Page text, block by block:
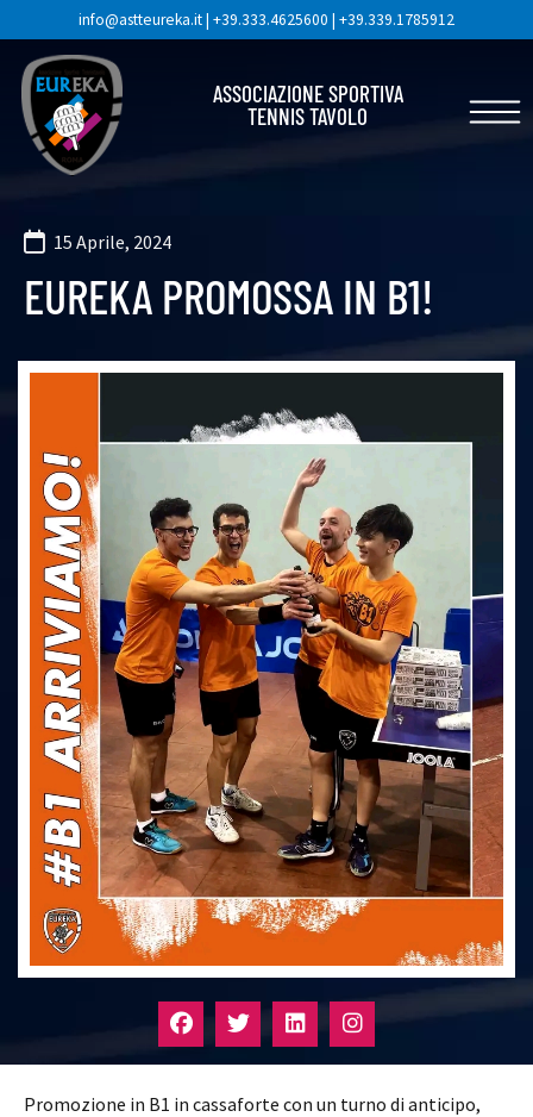
info@astteureka.it| +39.333.4625600 | +39.339.1785912
ASSOCIAZIONE SPORTIVA
TENNIS TAVOLO
15 Aprile, 2024
EUREKA PROMOSSA IN B1!
Promozione in B1 in cassaforte con un turno di anticipo,